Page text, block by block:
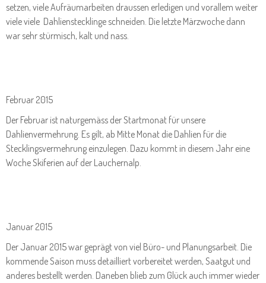
setzen, viele Aufräumarbeiten draussen erledigen und vorallem weiter
viele viele Dahlienstecklinge schneiden. Die letzte Märzwoche dann
war sehr stürmisch, kalt und nass.
Februar 2015
Der Februar ist naturgemäss der Startmonat für unsere
Dahlienvermehrung. Es gilt, ab Mitte Monat die Dahlien für die
Stecklingsvermehrung einzulegen. Dazu kommt in diesem Jahr eine
Woche Skiferien auf der Lauchernalp.
Januar 2015
Der Januar 2015 war geprägt von viel Büro- und Planungsarbeit. Die
kommende Saison muss detailliert vorbereitet werden, Saatgut und
anderes bestellt werden. Daneben blieb zum Glück auch immer wieder